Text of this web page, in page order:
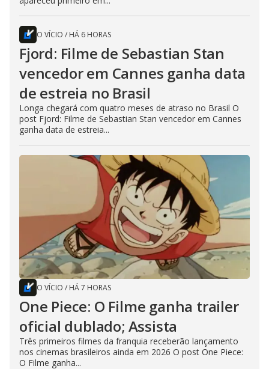
O VÍCIO / HÁ 6 HORAS
Fjord: Filme de Sebastian Stan
vencedor em Cannes ganha data
de estreia no Brasil
Longa chegará com quatro meses de atraso no Brasil O
post Fjord: Filme de Sebastian Stan vencedor em Cannes
ganha data de estreia...
O VÍCIO / HÁ 7 HORAS
One Piece: O Filme ganha trailer
oficial dublado; Assista
Três primeiros filmes da franquia receberão lançamento
nos cinemas brasileiros ainda em 2026 O post One Piece:
O Filme ganha...